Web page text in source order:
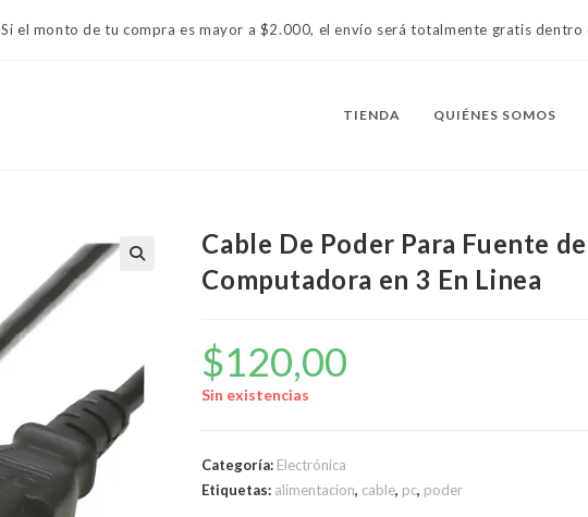
Si el monto de tu compra es mayor a $2.000, el envío será totalmente gratis
TIENDA QUIÉNES SOMOS
Cable De Poder Para Fuente de
Computadora en 3 En Linea
$120,00
Sin existencias
Categoría: Electrónica
Etiquetas: alimentacion, cable, pc, poder